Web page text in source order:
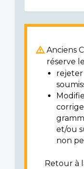
Anciens
réserve
et/ou
non
Retour à